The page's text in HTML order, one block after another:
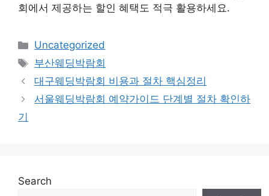
회에서 제공하는 할인 혜택도 적극 활용하세요.
Categories
Uncategorized
Tags
부산웨딩박람회
대구웨딩박람회 비용과 절차 핵심정리
서울웨딩박람회 예약가이드 단계별 절차 확인하
기
Search